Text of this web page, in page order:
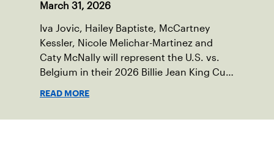
March 31, 2026
Iva Jovic, Hailey Baptiste, McCartney
Kessler, Nicole Melichar-Martinez and
Caty McNally will represent the U.S. vs.
Belgium in their 2026 Billie Jean King Cup
READ MORE